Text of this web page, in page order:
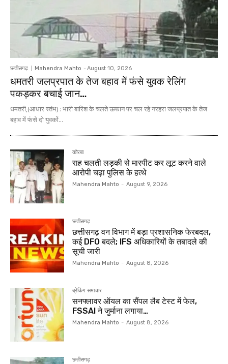
छत्तीसगढ़ Mahendra Mahto - August 10, 2026
धमतरी जलप्रपात के तेज बहाव में फंसे युवक रेलिंग
पकड़कर बचाई जान…
धमतरी,(आधार स्तंभ) : भारी बारिश के चलते ऊफान पर चल रहे नरहरा जलप्रपात के तेज
बहाव में फंसे दो युवकों...
कोरबा
राह चलती लड़की से मारपीट कर लूट करने वाले
आरोपी चढ़ा पुलिस के हत्थे
Mahendra Mahto - August 9, 2026
छत्तीसगढ़
छत्तीसगढ़ वन विभाग में बड़ा प्रशासनिक फेरबदल,
कई DFO बदले; IFS अधिकारियों के तबादले की
सूची जारी
Mahendra Mahto - August 8, 2026
ब्रेकिंग समाचार
सनफ्लावर ऑयल का सैंपल लैब टेस्ट में फेल,
FSSAI ने जुर्माना लगाया…
Mahendra Mahto - August 8, 2026
छत्तीसगढ़